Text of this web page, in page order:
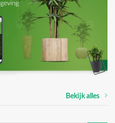
Bekijk alles